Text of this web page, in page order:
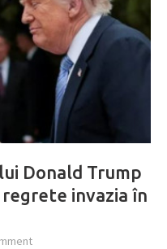
Donald Trump
invazia în